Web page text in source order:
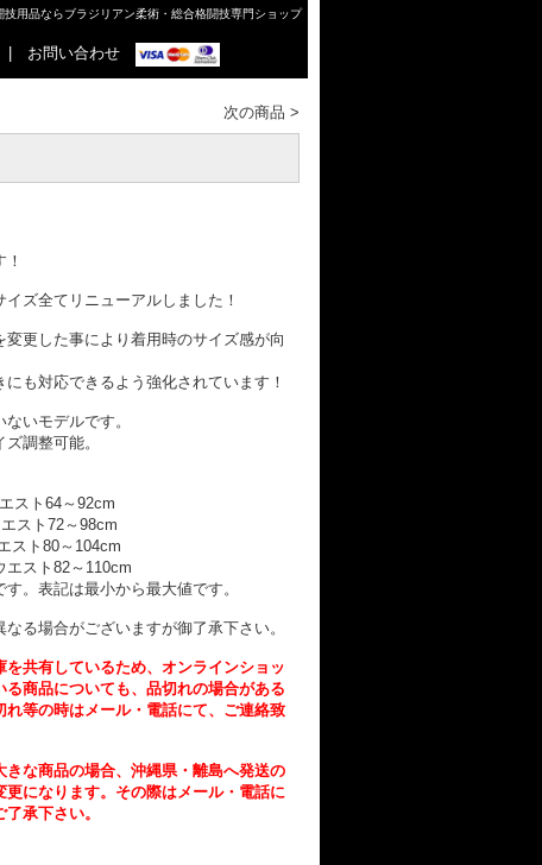
技用品ならブラジリアン柔術・総合格闘技専門ショップ
お問い合わせ
次の商品 >
ズ全てリニューアルしました！
更した事により着用時のサイズ感が向
も対応できるよう強化されています！
いモデルです。
調整可能。
スト64～92cm
スト72～98cm
スト80～104cm
スト82～110cm
。表記は最小から最大値です。
る場合がございますが御了承下さい。
共有しているため、オンラインショッ
商品についても、品切れの場合がある
等の時はメール・電話にて、ご連絡致
な商品の場合、沖縄県・離島へ発送の
になります。その際はメール・電話に
承下さい。